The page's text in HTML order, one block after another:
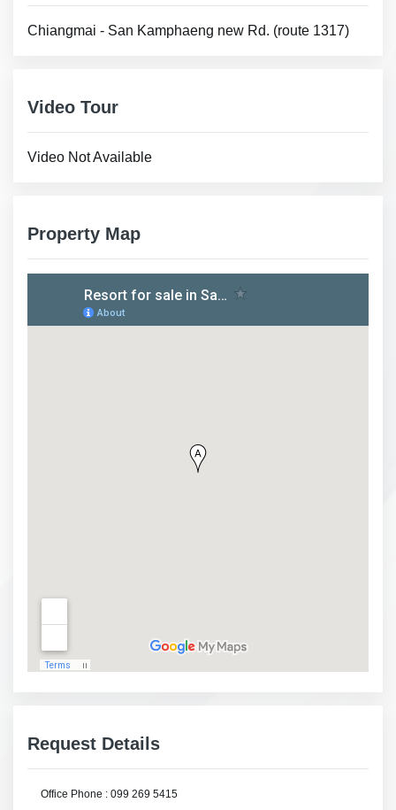
Chiangmai - San Kamphaeng new Rd. (route 1317)
Video Tour
Video Not Available
Property Map
Request Details
Office Phone : 099 269 5415